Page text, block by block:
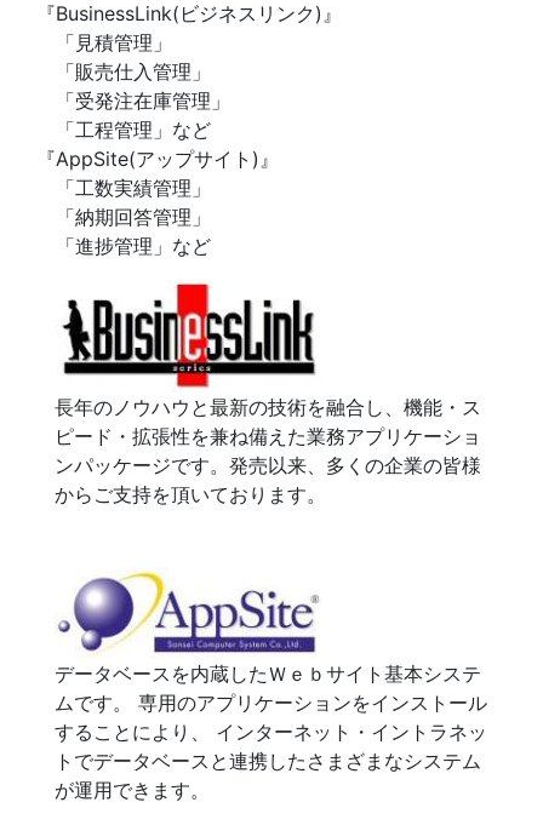
『BusinessLink(ビジネスリンク)』
「見積管理」
「販売仕入管理」
「受発注在庫管理」
「工程管理」など
『AppSite(アップサイト)』
「工数実績管理」
「納期回答管理」
「進捗管理」など
長年のノウハウと最新の技術を融合し、機能・ス
ピード・拡張性を兼ね備えた業務アプリケーショ
ンパッケージです。発売以来、多くの企業の皆様
からご支持を頂いております。
データベースを内蔵したＷｅｂサイト基本システ
ムです。 専用のアプリケーションをインストール
することにより、 インターネット・イントラネッ
トでデータベースと連携したさまざまなシステム
が運用できます。